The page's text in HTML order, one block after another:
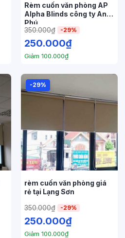
Rèm cuốn văn phòng AP
Alpha Blinds công ty An
Phú
350.000₫ -29%
250.000₫
Giảm 100.000₫
-29%
rèm cuốn văn phòng giá
rẻ tại Lạng Sơn
350.000₫ -29%
250.000₫
Giảm 100.000₫